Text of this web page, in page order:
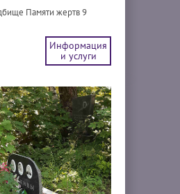
Памяти жертв 9
Информация
и услуги